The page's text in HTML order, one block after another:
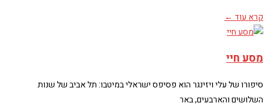
קרא עוד ←
מסע חיי
סיפורו של עלי ויזינגר הוא פסיפס ישראלי במיטבו: תל אביב של שנות
השלושים והארבעים, באר